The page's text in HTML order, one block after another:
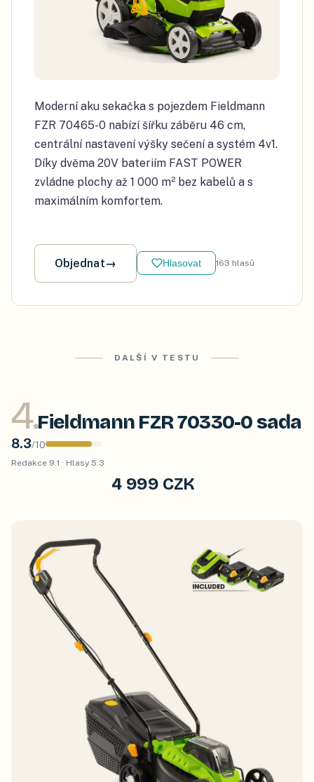
Moderní aku sekačka s pojezdem Fieldmann
FZR 70465-0 nabízí šířku záběru 46 cm,
centrální nastavení výšky sečení a systém 4v1.
Díky dvěma 20V bateriím FAST POWER
zvládne plochy až 1 000 m² bez kabelů a s
maximálním komfortem.
Objednat→ Hlasovat 163 hlasů
DALŠÍ V TESTU
4.Fieldmann FZR 70330-0 sada
8.3/10
Redakce 9.1 · Hlasy 5.3
4 999 CZK